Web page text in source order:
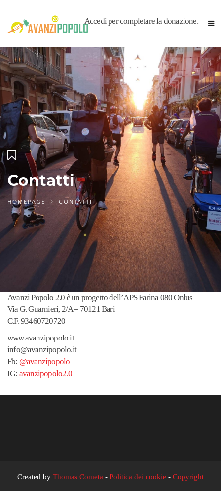
Accedi per completare la donazione.
Contatti
HOMEPAGE CONTATTI
Avanzi Popolo 2.0 è un progetto dell’APS Farina 080 Onlus
Via G. Guarnieri, 2/A – 70121 Bari
C.F. 93460720720
www.avanzipopolo.it
info@avanzipopolo.it
Fb: @avanzipopolo
IG: avanzipopolo2.0
Created by Thomas Cometa - Politica dei cookie - Copyright